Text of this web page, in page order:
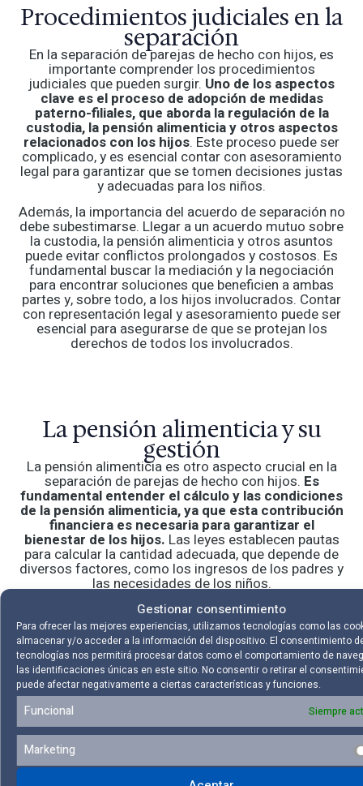
Gestionar consentimiento
Para ofrecer las mejores experiencias, utilizamos tecnologías como las
almacenar y/o acceder a la información del dispositivo. El consentimiento
tecnologías nos permitirá procesar datos como el comportamiento de
las identificaciones únicas en este sitio. No consentir o retirar el
puede afectar negativamente a ciertas características y funciones.
Funcional Siempre
Marketing
Procedimientos judiciales en la
separación
En la separación de parejas de hecho con hijos, es
importante comprender los procedimientos
judiciales que pueden surgir. Uno de los aspectos
clave es el proceso de adopción de medidas
paterno-filiales, que aborda la regulación de la
custodia, la pensión alimenticia y otros aspectos
relacionados con los hijos. Este proceso puede ser
complicado, y es esencial contar con asesoramiento
legal para garantizar que se tomen decisiones justas
y adecuadas para los niños.
Además, la importancia del acuerdo de separación no
debe subestimarse. Llegar a un acuerdo mutuo sobre
la custodia, la pensión alimenticia y otros asuntos
puede evitar conflictos prolongados y costosos. Es
fundamental buscar la mediación y la negociación
para encontrar soluciones que beneficien a ambas
partes y, sobre todo, a los hijos involucrados. Contar
con representación legal y asesoramiento puede ser
esencial para asegurarse de que se protejan los
derechos de todos los involucrados.
La pensión alimenticia y su
gestión
La pensión alimenticia es otro aspecto crucial en la
separación de parejas de hecho con hijos. Es
fundamental entender el cálculo y las condiciones
de la pensión alimenticia, ya que esta contribución
financiera es necesaria para garantizar el
bienestar de los hijos. Las leyes establecen pautas
para calcular la cantidad adecuada, que depende de
diversos factores, como los ingresos de los padres y
las necesidades de los niños.
Asimismo, es importante conocer cómo funcionan
las modificaciones y actualizaciones de la pensión
alimenticia. Las circunstancias pueden cambiar con
el tiempo, y tanto los padres como los hijos pueden
experimentar cambios en sus vidas. Saber cómo
ajustar la pensión alimenticia de manera legal y justa
es esencial para adaptarse a estas situaciones de
manera adecuada y proporcionar el mejor apoyo
posible a los hijos.